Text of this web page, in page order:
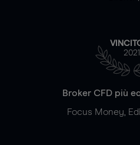
2021
Broker CFD più
Focus Money,